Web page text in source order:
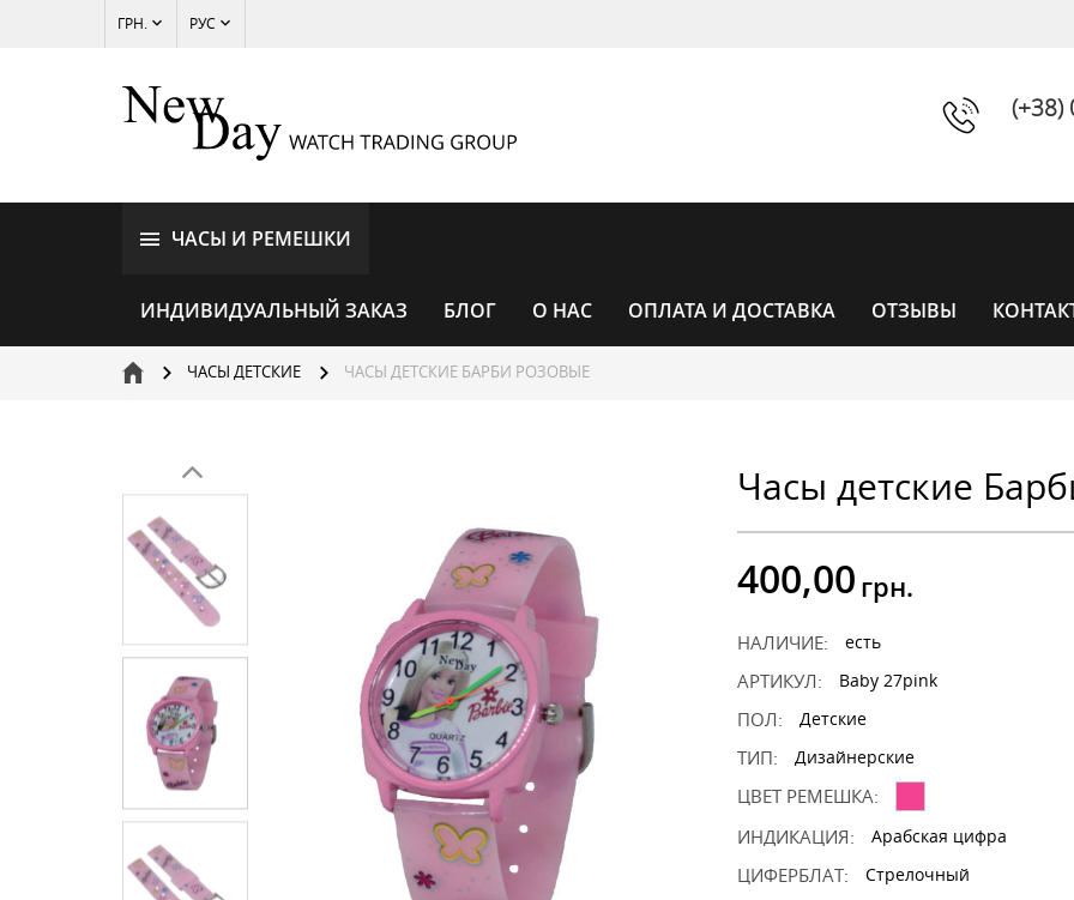
ГРН. РУС
(+38)
ЧАСЫ И РЕМЕШКИ
ИНДИВИДУАЛЬНЫЙ ЗАКАЗ БЛОГ О НАС ОПЛАТА И ДОСТАВКА ОТЗЫВЫ
ЧАСЫ ЖЕНСКИЕ
ЧАСЫ
УНИСЕКС
ЧАСЫ ДЕТСКИЕ ЧАСЫ ДЕТСКИЕ БАРБИ РОЗОВЫЕ
Часы детские
400,00 грн.
НАЛИЧИЕ: есть
АРТИКУЛ: Baby 27pink
ПОЛ: Детские
ТИП: Дизайнерские
ЦВЕТ РЕМЕШКА:
ИНДИКАЦИЯ:
Арабская цифра
ЦИФЕРБЛАТ: Стрелочный